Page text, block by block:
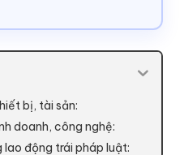
bị, tài sản:
doanh, công nghệ:
động trái pháp luật: